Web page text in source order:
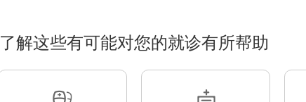
了解这些有可能对您的就诊有所帮助